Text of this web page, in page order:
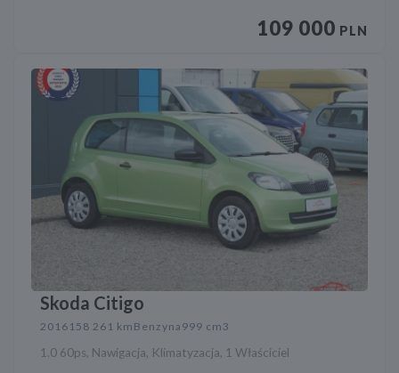
109 000 PLN
Skoda Citigo
2016 158 261 km Benzyna 999 cm3
1.0 60ps, Nawigacja, Klimatyzacja, 1 Właściciel